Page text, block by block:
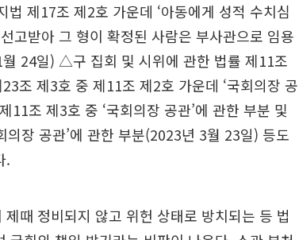
제17조 제2호 가운데 ‘아동에게 성적 수치심
고받아 그 형이 확정된 사람은 부사관으로 임용
24일) △구 집회 및 시위에 관한 법률 제11조
조 제3호 중 제11조 제2호 가운데 ‘국회의장 공
11조 제3호 중 ‘국회의장 공관’에 관한 부분 및
장 공관’에 관한 부분(2023년 3월 23일) 등도
.
때 정비되지 않고 위헌 상태로 방치되는 등 법